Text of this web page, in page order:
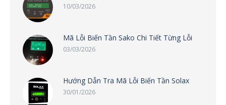
10/03/2026
Mã Lỗi Biến Tần Sako Chi Tiết Từng Lỗi
03/03/2026
Hướng Dẫn Tra Mã Lỗi Biến Tần Solax
30/01/2026